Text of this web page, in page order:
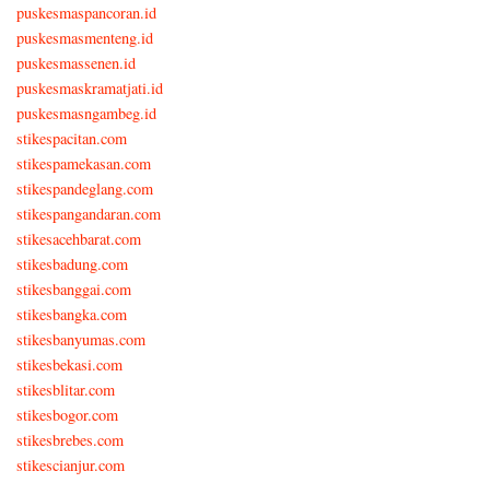
puskesmaspancoran.id
puskesmasmenteng.id
puskesmassenen.id
puskesmaskramatjati.id
puskesmasngambeg.id
stikespacitan.com
stikespamekasan.com
stikespandeglang.com
stikespangandaran.com
stikesacehbarat.com
stikesbadung.com
stikesbanggai.com
stikesbangka.com
stikesbanyumas.com
stikesbekasi.com
stikesblitar.com
stikesbogor.com
stikesbrebes.com
stikescianjur.com